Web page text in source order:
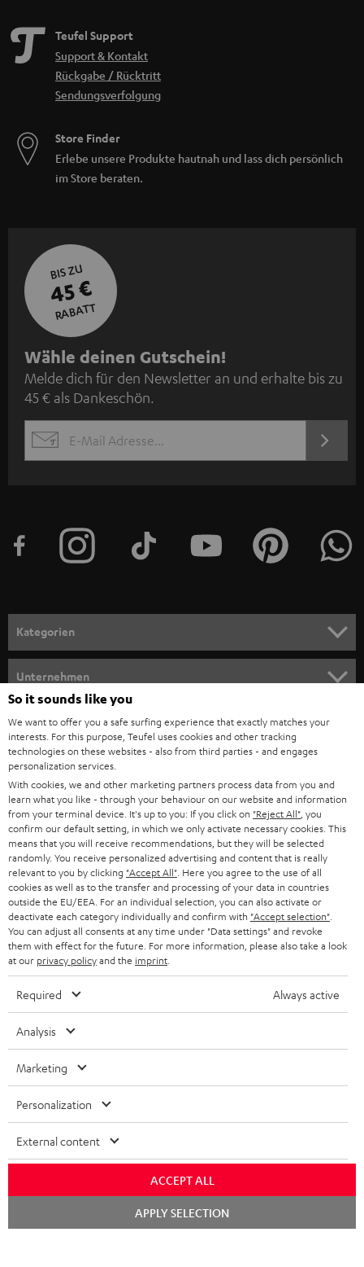
Teufel Support
Support & Kontakt
Rückgabe / Rücktritt
Sendungsverfolgung
Store Finder
Erlebe unsere Produkte hautnah und lass dich persönlich
im Store beraten.
BIS ZU
45 €
RABATT
N
e
w
s
l
e
n
m
e
l
d
u
n
g
Wähle deinen Gutschein!
Melde dich für den Newsletter an und erhalte bis zu
45 € als Dankeschön.
EMAIL
JETZT
Kategorien
HEIMKINO-KOMPLETTANLAGEN
SOUNDBARS
SMART HOME
BLUETOOTH-LAUTSPRECHER
KOPFHÖRER
BLUETOOTH-KOPFHÖRER
STEREOANLAGEN
LAUTSPRECHER
ULTIMA-SERIE
IN-EAR-KOPFHÖRER
FANSHOP
NEUHEITEN
Unternehmen
KARRIERE
PRESSE & MARKETING
GESCHÄFTSKUNDEN
PARTNERPROGRAMM
BLOG
NEWSLETTER
STORES
DEINE VORTEILE BEI TEUFEL
TEUFEL STORY
UNSER MANAGEMENT
NACHHALTIGKEIT
UNSERE WERTE
Teufel Onlineshops
DEUTSCHLAND
ÖSTERREICH
SCHWEIZ
NIEDERLANDE
BELGIEN
POLEN
SPANIEN
USA
Fotos abgebildete Zubehör ist nicht im Lieferumfang enthalten. Etwaige
©2026 Lautsprecher Teufel GmbH - All rights reserved.
Impressum AGB Datenschutz Daten-Einstellungen
EU Data Act
So it sounds like you
We want to offer you a safe surfing experience that exactly matches your
interests. For this purpose, Teufel uses cookies and other tracking
technologies on these websites - also from third parties - and engages
personalization services.
With cookies, we and other marketing partners process data from you and
learn what you like - through your behaviour on our website and information
from your terminal device. It's up to you: If you click on "Reject All" , you
confirm our default setting, in which we only activate necessary cookies. This
means that you will receive recommendations, but they will be selected
randomly. You receive personalized advertising and content that is really
relevant to you by clicking "Accept All" . Here you agree to the use of all
cookies as well as to the transfer and processing of your data in countries
outside the EU/EEA. For an individual selection, you can also activate or
deactivate each category individually and confirm with "Accept selection"
You can adjust all consents at any time under "Data settings" and revoke
them with effect for the future. For more information, please also take a look
at our privacy policyand the imprint
Required Always active
Analysis
Marketing
Personalization
External content
ACCEPT ALL
APPLY SELECTION